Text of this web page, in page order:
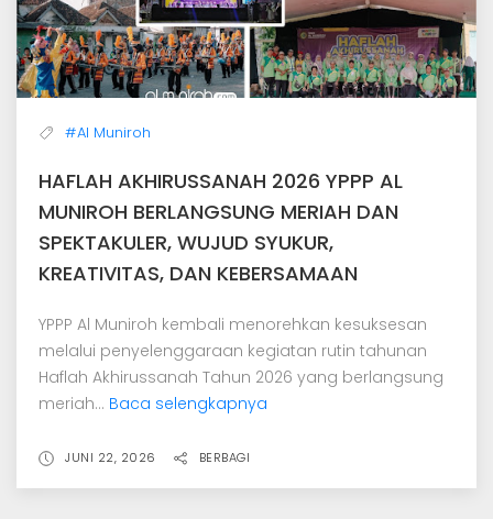
#Al Muniroh
HAFLAH AKHIRUSSANAH 2026 YPPP AL
MUNIROH BERLANGSUNG MERIAH DAN
SPEKTAKULER, WUJUD SYUKUR,
KREATIVITAS, DAN KEBERSAMAAN
YPPP Al Muniroh kembali menorehkan kesuksesan
melalui penyelenggaraan kegiatan rutin tahunan
Haflah Akhirussanah Tahun 2026 yang berlangsung
meriah... Baca selengkapnya
JUNI 22, 2026 BERBAGI